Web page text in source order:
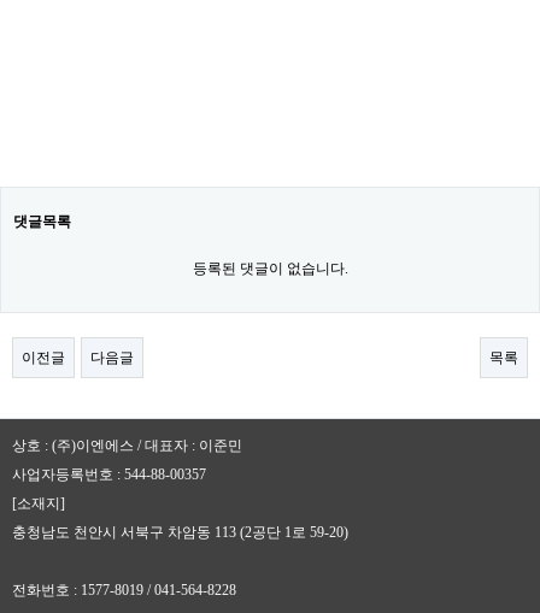
댓글목록
등록된 댓글이 없습니다.
이전글 다음글 목록
상호 : (주)이엔에스 / 대표자 : 이준민
사업자등록번호 : 544-88-00357
[소재지]
충청남도 천안시 서북구 차암동 113 (2공단 1로 59-20)
전화번호 : 1577-8019 / 041-564-8228